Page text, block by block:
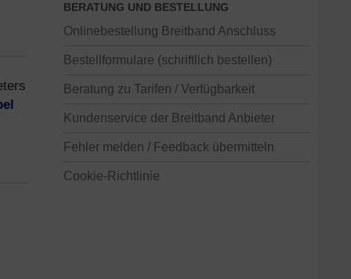
BERATUNG UND BESTELLUNG
Onlinebestellung Breitband Anschluss
Bestellformulare (schriftlich bestellen)
Beratung zu Tarifen / Verfügbarkeit
Kundenservice der Breitband Anbieter
Fehler melden / Feedback übermitteln
Cookie-Richtlinie